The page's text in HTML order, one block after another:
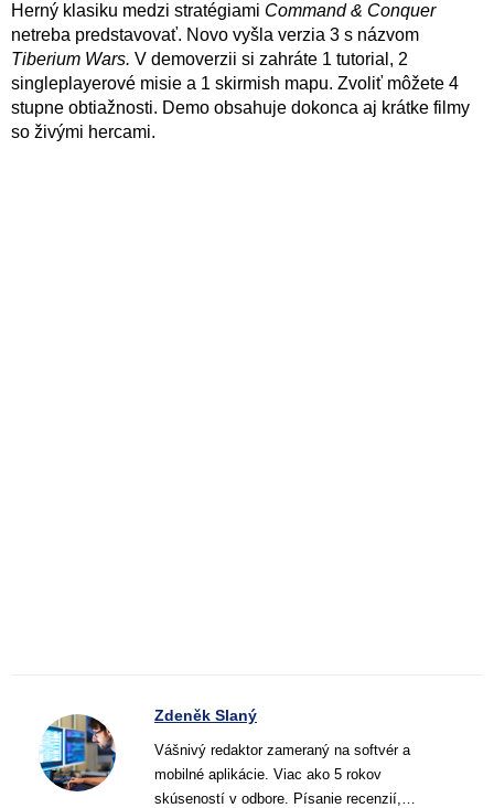
Herný klasiku medzi stratégiami Command & Conquer
netreba predstavovať. Novo vyšla verzia 3 s názvom
Tiberium Wars. V demoverzii si zahráte 1 tutorial, 2
singleplayerové misie a 1 skirmish mapu. Zvoliť môžete 4
stupne obtiažnosti. Demo obsahuje dokonca aj krátke filmy
so živými hercami.
Zdeněk Slaný
Vášnivý redaktor zameraný na softvér a
mobilné aplikácie. Viac ako 5 rokov
skúseností v odbore. Písanie recenzií,